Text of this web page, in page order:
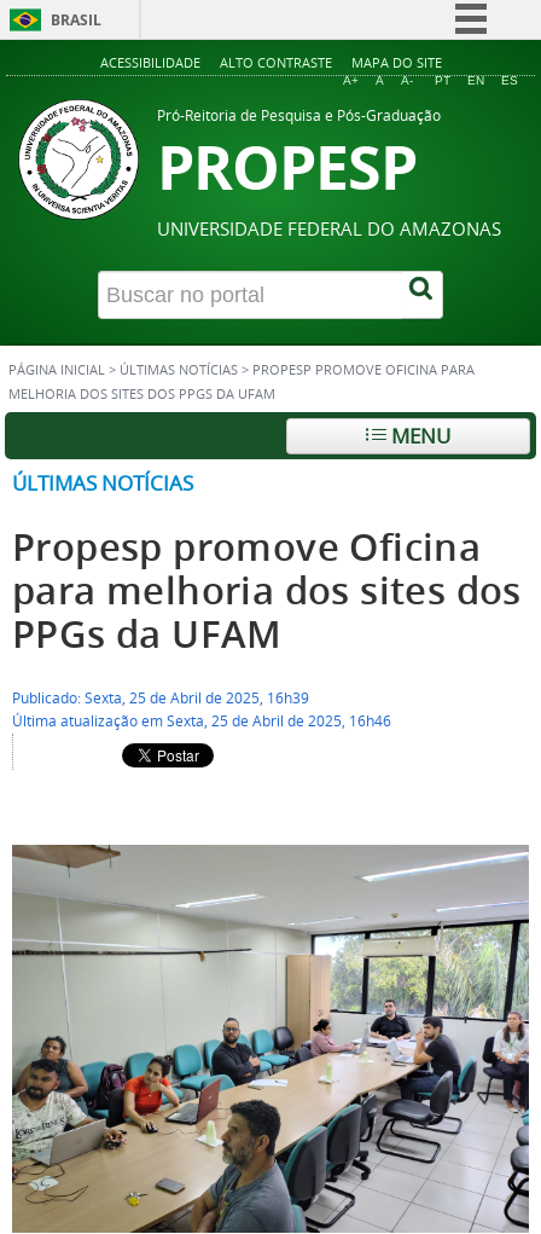
BRASIL
Simplifique!
Acesso à informação
ACESSIBILIDADE ALTO CONTRASTE MAPA DO SITE
A+ A A- PT EN ES
Pró-Reitoria de Pesquisa e Pós-Graduação
PROPESP
UNIVERSIDADE FEDERAL DO AMAZONAS
PÁGINA INICIAL > ÚLTIMAS NOTÍCIAS > PROPESP PROMOVE OFICINA PARA
MELHORIA DOS SITES DOS PPGS DA UFAM
MENU
ÚLTIMAS NOTÍCIAS
Propesp promove Oficina
para melhoria dos sites dos
PPGs da UFAM
Publicado: Sexta, 25 de Abril de 2025, 16h39
Última atualização em Sexta, 25 de Abril de 2025, 16h46